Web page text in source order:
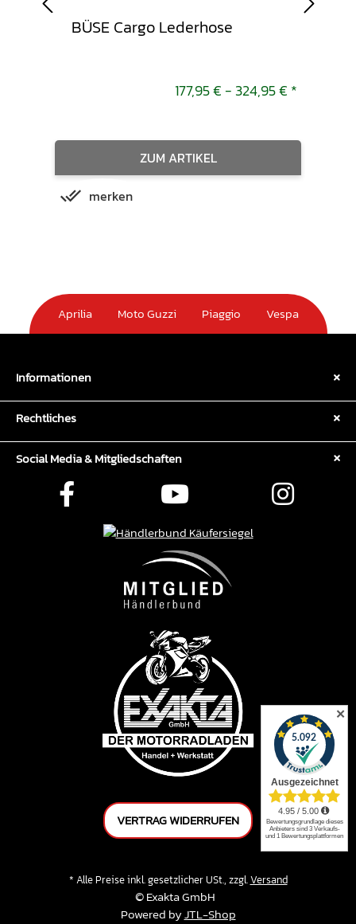
BÜSE Cargo Lederhose
177,95 € - 324,95 € *
ZUM ARTIKEL
merken
Aprilia Moto Guzzi Piaggio Vespa
Informationen
Rechtliches
Social Media & Mitgliedschaften
VERTRAG WIDERRUFEN
* Alle Preise inkl. gesetzlicher USt., zzgl.Versand
© Exakta GmbH
Powered byJTL-Shop
✕